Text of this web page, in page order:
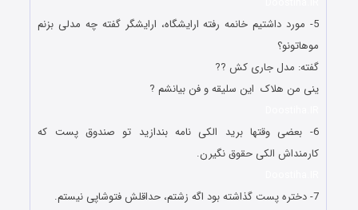
5- مورد داشتیم خانمه رفته ارایشگاه، ارایشگر گفته چه مدلی بزنم
موهاتونو؟
گفته: مدل جاری کش ??
ینی من هلاک این سلیقه و فن بیانشم ?
6- بعضی وقتها برید الکی نامه بندازید تو صندوق پست که
کارمنداش الکی حقوق نگیرن.
7- دختره پست گذاشته بود اگه زشتم، حداقلش فتوشاپی نیستم.